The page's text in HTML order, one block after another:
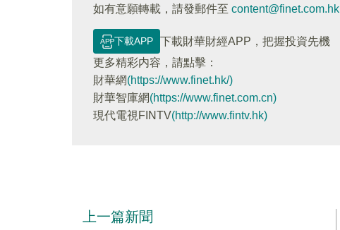
如有意願轉載，請發郵件至 content@finet.com.hk
下載APP
下載財華財經APP，把握投資先機
更多精彩内容，請點擊：
財華網(https://www.finet.hk/)
財華智庫網(https://www.finet.com.cn)
現代電視FINTV(http://www.fintv.hk)
上一篇新聞